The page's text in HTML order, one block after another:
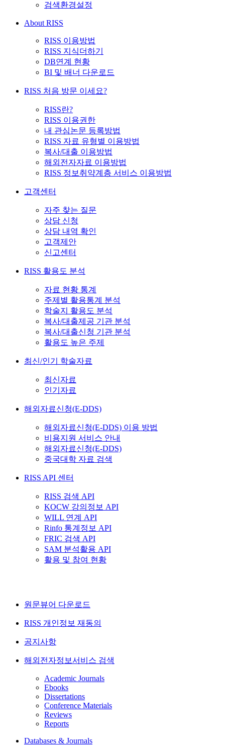
검색환경설정
About RISS
RISS 이용방법
RISS 지식더하기
DB연계 현황
BI 및 배너 다운로드
RISS 처음 방문 이세요?
RISS란?
RISS 이용권한
내 관심논문 등록방법
RISS 자료 유형별 이용방법
복사/대출 이용방법
해외전자자료 이용방법
RISS 정보취약계층 서비스 이용방법
고객센터
자주 찾는 질문
상담 신청
상담 내역 확인
고객제안
신고센터
RISS 활용도 분석
자료 현황 통계
주제별 활용통계 분석
학술지 활용도 분석
복사/대출제공 기관 분석
복사/대출신청 기관 분석
활용도 높은 주제
최신/인기 학술자료
최신자료
인기자료
해외자료신청(E-DDS)
해외자료신청(E-DDS) 이용 방법
비용지원 서비스 안내
해외자료신청(E-DDS)
중국대학 자료 검색
RISS API 센터
RISS 검색 API
KOCW 강의정보 API
WILL 연계 API
Rinfo 통계정보 API
FRIC 검색 API
SAM 분석활용 API
활용 및 참여 현황
원문뷰어 다운로드
RISS 개인정보 재동의
공지사항
해외전자정보서비스 검색
Academic Journals
Ebooks
Dissertations
Conference Materials
Reviews
Reports
Databases & Journals